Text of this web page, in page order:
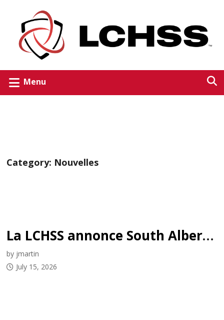
Menu
Category: Nouvelles
La LCHSS annonce South Alberta Hockey Academy (SAHA) comme programme hôte du tout premier Championnat national masculin M18 de 2027
by jmartin
July 15, 2026